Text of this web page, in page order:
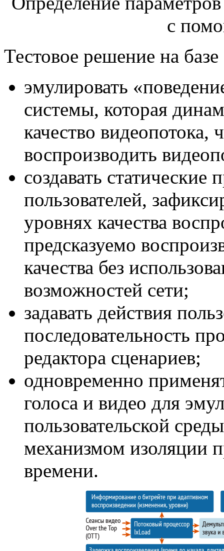
с
Тестовое решение на
эмулировать
системы, которая
качество видеопотока,
воспроизводить
создавать
пользователей,
уровнях качества
предсказуемо
качества без
возможностей сети;
задавать действия
последовательность
редактора сценариев;
одновременно
голоса и видео для
пользовательской
механизмом изоляции
времени.